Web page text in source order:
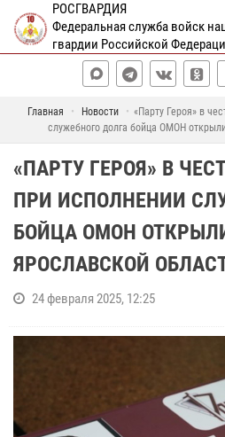
РОСГВАРДИЯ
Федеральная служба войск
гвардии Российской
Главная Новости
«Парту Героя» в
служебного долга бойца ОМОН
«ПАРТУ ГЕРОЯ» В
ПРИ ИСПОЛНЕНИИ
БОЙЦА ОМОН
ЯРОСЛАВСКОЙ
24 февраля 2025, 12:25